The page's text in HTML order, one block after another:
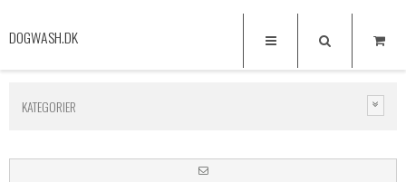
DOGWASH.DK
KATEGORIER